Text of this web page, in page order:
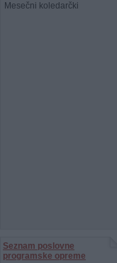
Mesečni koledarčki
Seznam poslovne
programske opreme